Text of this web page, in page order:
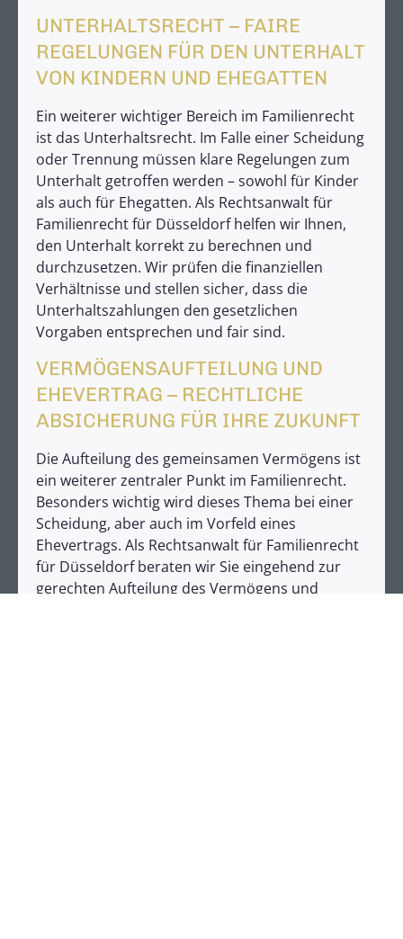
UNTERHALTSRECHT – FAIRE
REGELUNGEN FÜR DEN UNTERHALT
VON KINDERN UND EHEGATTEN
Ein weiterer wichtiger Bereich im Familienrecht
ist das Unterhaltsrecht. Im Falle einer Scheidung
oder Trennung müssen klare Regelungen zum
Unterhalt getroffen werden – sowohl für Kinder
als auch für Ehegatten. Als Rechtsanwalt für
Familienrecht für Düsseldorf helfen wir Ihnen,
den Unterhalt korrekt zu berechnen und
durchzusetzen. Wir prüfen die finanziellen
Verhältnisse und stellen sicher, dass die
Unterhaltszahlungen den gesetzlichen
Vorgaben entsprechen und fair sind.
VERMÖGENSAUFTEILUNG UND
EHEVERTRAG – RECHTLICHE
ABSICHERUNG FÜR IHRE ZUKUNFT
Die Aufteilung des gemeinsamen Vermögens ist
ein weiterer zentraler Punkt im Familienrecht.
Besonders wichtig wird dieses Thema bei einer
Scheidung, aber auch im Vorfeld eines
Ehevertrags. Als Rechtsanwalt für Familienrecht
für Düsseldorf beraten wir Sie eingehend zur
gerechten Aufteilung des Vermögens und